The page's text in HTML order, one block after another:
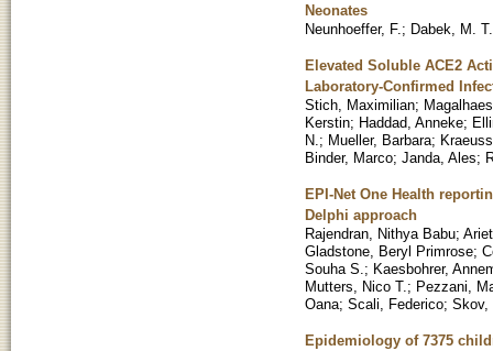
Neonates
Neunhoeffer, F. ; Dabek, M. T.
Elevated Soluble ACE2
Laboratory-Confirmed
Stich, Maximilian;
Kerstin; Haddad, Anneke;
N. ; Mueller, Barbara;
Binder, Marco; Janda, Ales;
EPI-Net One Health
Delphi approach
Rajendran, Nithya Babu;
Gladstone, Beryl Primrose;
Souha S. ; Kaesbohrer,
Mutters, Nico T. ; Pezzani,
Oana; Scali, Federico; Skov,
Epidemiology of 7375